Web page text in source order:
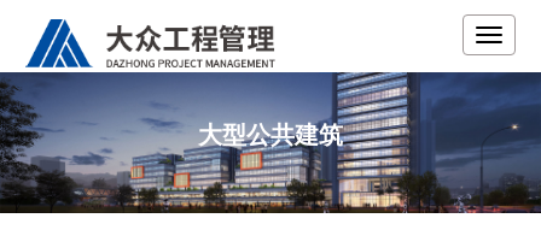
大型公共建筑